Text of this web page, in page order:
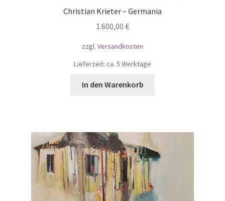
Christian Krieter – Germania
1.600,00 €
zzgl. Versandkosten
Lieferzeit: ca. 5 Werktage
In den Warenkorb